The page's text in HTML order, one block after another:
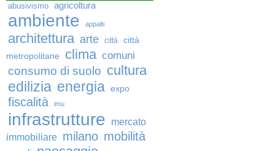
abusivismo agricoltura
ambiente appalti
architettura arte città
città
metropolitane
clima comuni
consumo di suolo cultura
edilizia energia expo
fiscalità imu
infrastrutture
mercato
immobiliare milano mobilità